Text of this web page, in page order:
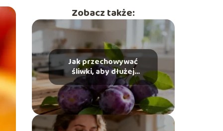
Zobacz także:
Jak przechowywać
śliwki, aby dłużej
zachowały świeżość?